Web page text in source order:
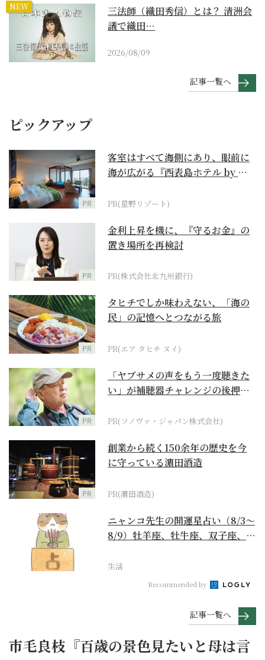
NEW
三法師（織田秀信）とは？ 清洲会
議で織田…
2026/08/09
記事一覧へ
ピックアップ
PR
客室はすべて海側にあり、眼前に
海が広がる『西表島ホテル by 星
PR(星野リゾート)
PR
金利上昇を機に、『守るお金』の
置き場所を再検討
PR(株式会社北九州銀行)
PR
タヒチでしか味わえない、「海の
民」の記憶へとつながる旅
PR(エア タヒチ ヌイ)
PR
「ヤブサメの声をもう一度聴きた
い」が補聴器チャレンジの後押し
PR(ソノヴァ・ジャパン株式会社)
PR
創業から続く150余年の歴史を今
に守っている濵田酒造
PR(濵田酒造)
ニャンコ先生の開運星占い（8/3～
8/9）牡羊座、牡牛座、双子座、蟹
生活
Recommended by
記事一覧へ
市毛良枝『百歳の景色見たいと母は言